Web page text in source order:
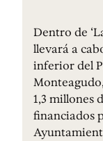
Dentro de
llevará a
inferior del
1,3 millones
financiados